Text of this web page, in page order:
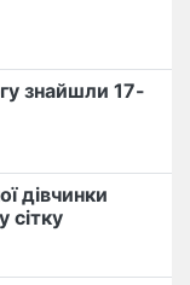
знайшли 17-
дівчинки
сітку